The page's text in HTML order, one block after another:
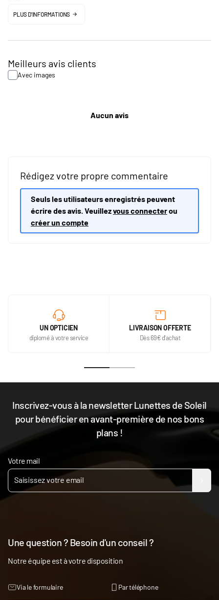
PLUS D'INFORMATIONS
Meilleurs avis clients
Avec images
Aucun avis
Rédigez votre propre commentaire
Seuls les utilisateurs enregistrés peuvent
écrire des avis. Veuillezvous connecterou
créer un compte
UN OPTICIEN
diplomé à votre service
LIVRAISON OFFERTE
Dès 69€ d'achat
Inscrivez-vous à la newsletter Lunettes de Soleil
pour bénéficier en avant-première de nos bons
plans !
Votre mail
Une question ? Besoin d'un conseil ?
Notre équipe est à votre disposition
Via le formulaire Par téléphone